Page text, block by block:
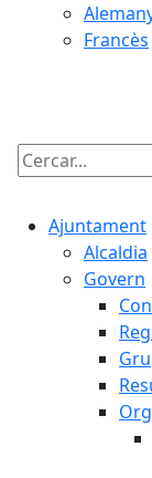
Francès
Cercar:
Ajuntament
Alcaldia
Govern